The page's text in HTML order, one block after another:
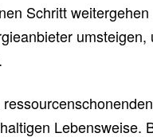
Schritt
umsteigen,
Lebensweise.